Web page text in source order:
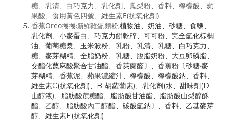
糖、乳清、白巧克力、乳化劑、鳳梨粉、香料、檸檬酸、蘋
果酸、食用黃色四號、維生素E(抗氧化劑)
香蕉Oreo捲捲:新鮮雞蛋,麵粉,植物油、奶油、砂糖、食鹽、
乳化劑、小麥蛋白、巧克力餅乾碎、可可粉、完全氫化棕櫚
油、葡萄糖漿、玉米澱粉、乳粉、乳清、乳糖、白巧克力、
糖、麥芽糊精、全脂奶粉、乳糖、脫脂奶粉、大豆卵磷脂、
交酯化蓖麻酸聚合甘油酯、香莢蘭醛〕、香蕉粉〔砂糖·麥
芽糊精、香蕉泥、蘋果濃縮汁、檸檬酸、檸檬酸鈉、香料、
維生素C(抗氧化劑)、B-胡蘿蔔素)、乳化劑(水、甜味劑(D-
山醇液)、脂肪酸蔗糖酯、脂肪酸甘油酯、脂肪酸山梨醇酥
酯、乙醇、脂肪酸內二醇酯、碳酸氫鈉〕、香料、乙基麥芽
醇、維生素E(抗氧化劑)